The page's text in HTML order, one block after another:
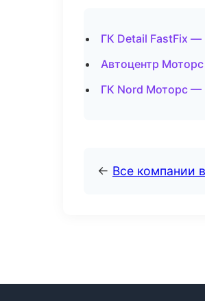
ГК Detail FastFix
Автоцентр
ГК Nord Моторс —
← Все компании